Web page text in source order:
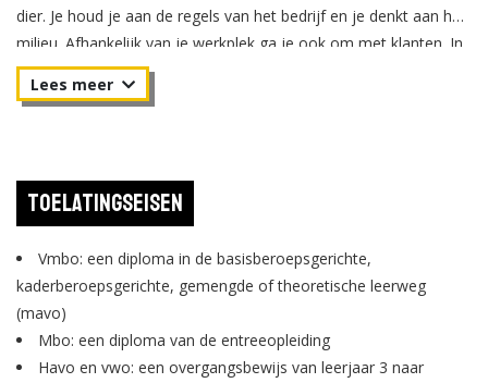
dier. Je houd je aan de regels van het bedrijf en je denkt aan het
milieu. Afhankelijk van je werkplek ga je ook om met klanten. In
dat geval heb je een klantvriendelijke instelling. Tijdens de
opleiding leer je hoe je verschillende soorten dieren verzorgt. Je
met collega's.
Toelatingseisen
Vmbo: een diploma in de basisberoepsgerichte,
kaderberoepsgerichte, gemengde of theoretische leerweg
(mavo)
Mbo: een diploma van de entreeopleiding
Havo en vwo: een overgangsbewijs van leerjaar 3 naar